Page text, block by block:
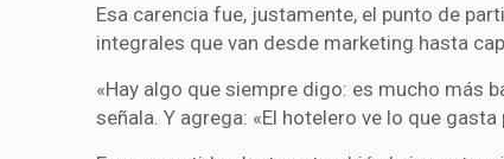
Esa carencia fue, justamente, el punto de
integrales que van desde marketing hasta
«Hay algo que siempre digo: es mucho más
señala. Y agrega: «El hotelero ve lo que